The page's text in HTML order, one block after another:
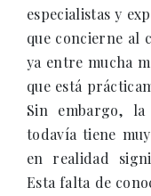
especialistas y
que concierne al
ya entre mucha
que está
Sin embargo,
todavía tiene
en realidad
Esta falta de